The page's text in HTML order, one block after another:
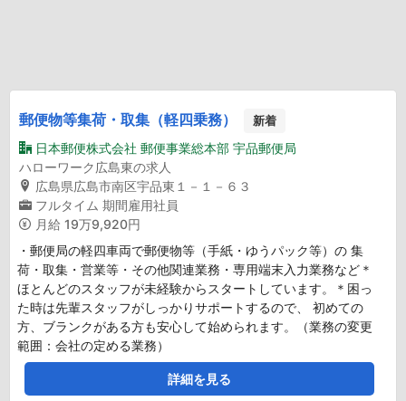
郵便物等集荷・取集（軽四乗務） 新着
日本郵便株式会社 郵便事業総本部 宇品郵便局
ハローワーク広島東の求人
広島県広島市南区宇品東１－１－６３
フルタイム 期間雇用社員
月給 19万9,920円
・郵便局の軽四車両で郵便物等（手紙・ゆうパック等）の 集
荷・取集・営業等・その他関連業務・専用端末入力業務など＊
ほとんどのスタッフが未経験からスタートしています。＊困っ
た時は先輩スタッフがしっかりサポートするので、 初めての
方、ブランクがある方も安心して始められます。（業務の変更
範囲：会社の定める業務）
詳細を見る